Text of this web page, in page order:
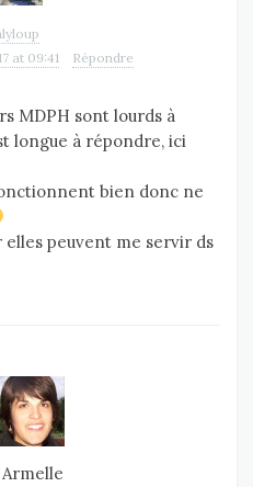
at 09:41
Répondre
MDPH sont lourds à
longue à répondre, ici
bien donc ne
elles peuvent me servir ds
Armelle